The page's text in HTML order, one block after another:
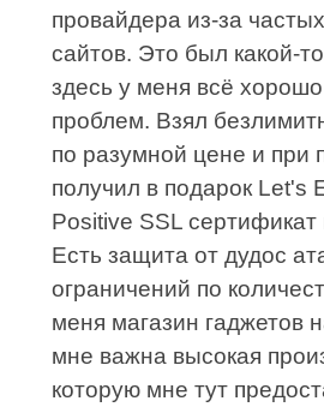
провайдера из-за
сайтов. Это был какой-
здесь у меня всё хорошо
проблем. Взял
по разумной цене и при
получил в подарок Let's
Positive SSL
Есть защита от дудос
ограничений по
меня магазин гаджетов
мне важна высокая
которую мне тут